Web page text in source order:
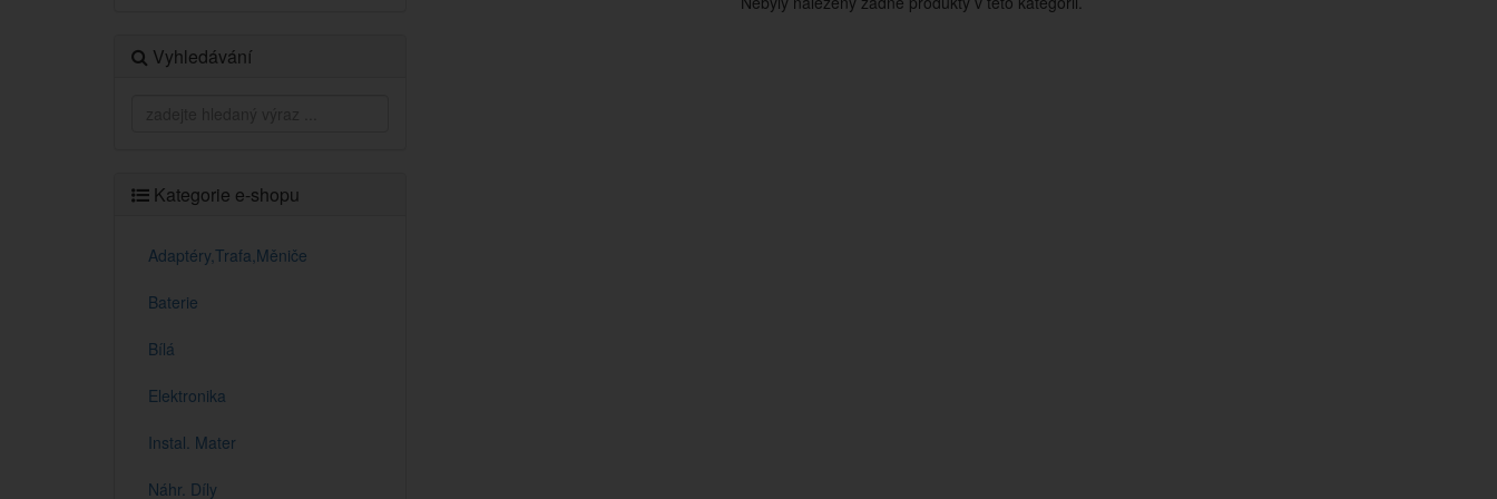
Vyhledávání
Kategorie e-shopu
Adaptéry,Trafa,Měniče
Baterie
Bílá
Elektronika
Instal. Mater
Náhr. Díly